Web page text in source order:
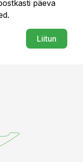
päeva
Liitun